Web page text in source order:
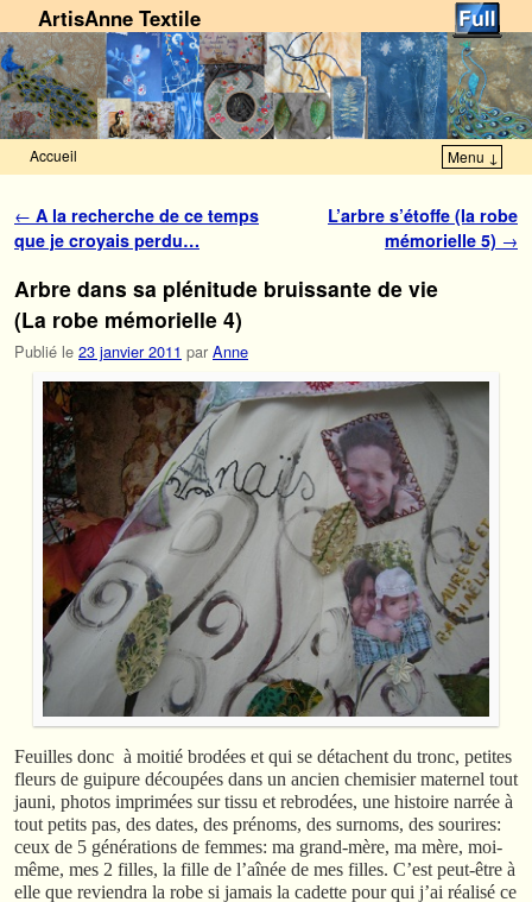
ArtisAnne Textile
Accueil Menu ↓
Navigation des articles
← A la recherche de ce temps
que je croyais perdu…
L’arbre s’étoffe (la robe
mémorielle 5) →
Arbre dans sa plénitude bruissante de vie
(La robe mémorielle 4)
Publié le 23 janvier 2011 par Anne
Feuilles donc à moitié brodées et qui se détachent du tronc, petites
fleurs de guipure découpées dans un ancien chemisier maternel tout
jauni, photos imprimées sur tissu et rebrodées, une histoire narrée à
tout petits pas, des dates, des prénoms, des surnoms, des sourires:
ceux de 5 générations de femmes: ma grand-mère, ma mère, moi-
même, mes 2 filles, la fille de l’aînée de mes filles. C’est peut-être à
elle que reviendra la robe si jamais la cadette pour qui j’ai réalisé ce